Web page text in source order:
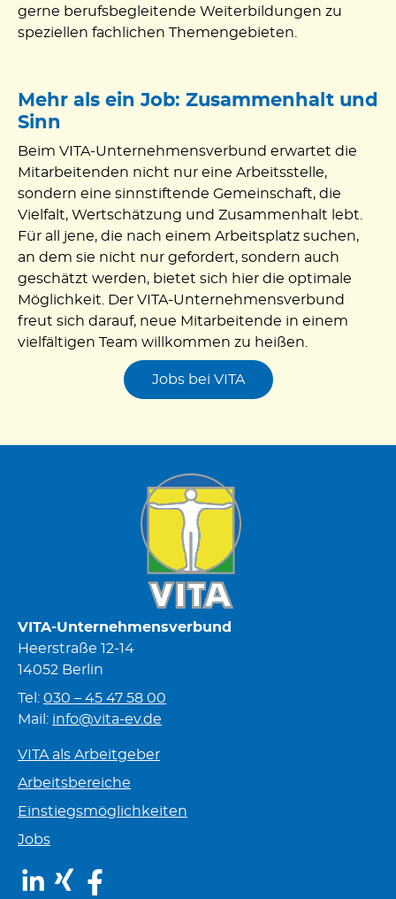
gerne berufsbegleitende Weiterbildungen zu
speziellen fachlichen Themengebieten.
Mehr als ein Job: Zusammenhalt und
Sinn
Beim VITA-Unternehmensverbund erwartet die
Mitarbeitenden nicht nur eine Arbeitsstelle,
sondern eine sinnstiftende Gemeinschaft, die
Vielfalt, Wertschätzung und Zusammenhalt lebt.
Für all jene, die nach einem Arbeitsplatz suchen,
an dem sie nicht nur gefordert, sondern auch
geschätzt werden, bietet sich hier die optimale
Möglichkeit. Der VITA-Unternehmensverbund
freut sich darauf, neue Mitarbeitende in einem
vielfältigen Team willkommen zu heißen.
Jobs bei VITA
VITA-Unternehmensverbund
Heerstraße 12-14
14052 Berlin
Tel: 030 – 45 47 58 00
Mail: info@vita-ev.de
VITA als Arbeitgeber
Arbeitsbereiche
Einstiegsmöglichkeiten
Jobs
LinkedIn Facebook